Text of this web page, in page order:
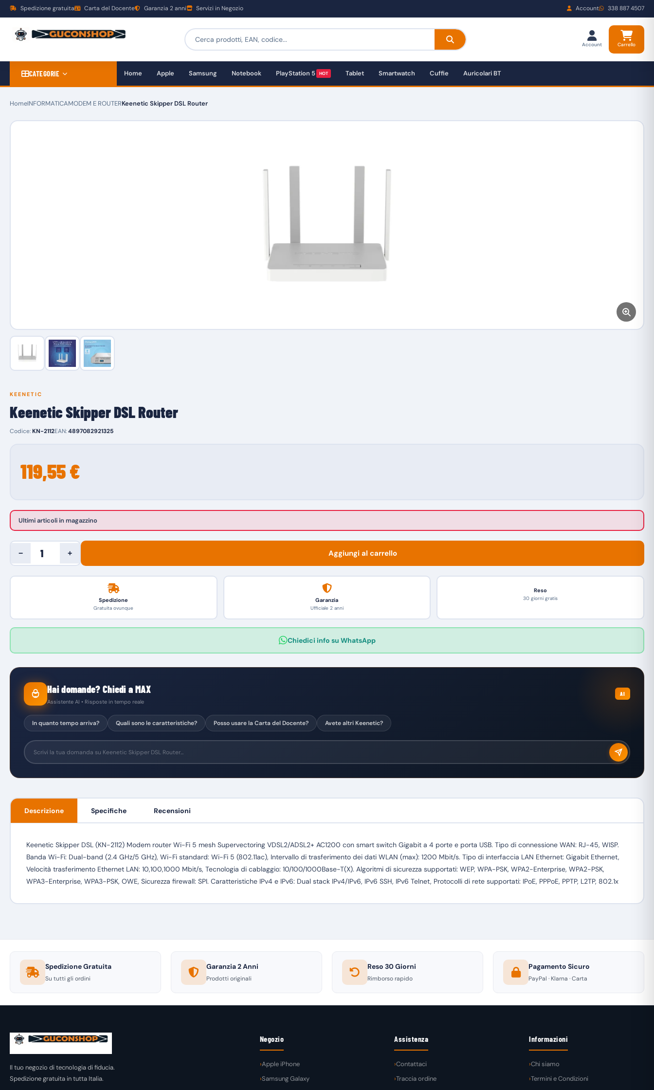
Spedizione gratuita Carta del Docente Garanzia 2 anni Servizi in Negozio Account 338 887 4507
Account Carrello
CATEGORIE Home Apple Samsung Notebook PlayStation 5 HOT Tablet Smartwatch Cuffie Auricolari BT
HomeINFORMATICAMODEM E ROUTERKeenetic Skipper DSL Router
KEENETIC
Keenetic Skipper DSL Router
Codice:KN-2112EAN:4897082921325
119,55 €
Ultimi articoli in magazzino
− + Aggiungi al carrello
Spedizione
Gratuita ovunque
Garanzia
Ufficiale 2 anni
Reso
30 giorni gratis
Chiedici info su WhatsApp
Hai domande? Chiedi a MAX
Assistente AI • Risposte in tempo reale
AI
In quanto tempo arriva? Quali sono le caratteristiche? Posso usare la Carta del Docente? Avete altri Keenetic?
Descrizione Specifiche Recensioni
Keenetic Skipper DSL (KN-2112) Modem router Wi-Fi 5 mesh Supervectoring VDSL2/ADSL2+ AC1200 con smart switch Gigabit a 4 porte e porta USB. Tipo di connessione WAN: RJ-45, WISP.
Banda Wi-Fi: Dual-band (2.4 GHz/5 GHz), Wi-Fi standard: Wi-Fi 5 (802.11ac), Intervallo di trasferimento dei dati WLAN (max): 1200 Mbit/s. Tipo di interfaccia LAN Ethernet: Gigabit Ethernet,
Velocità trasferimento Ethernet LAN: 10,100,1000 Mbit/s, Tecnologia di cablaggio: 10/100/1000Base-T(X). Algoritmi di sicurezza supportati: WEP, WPA-PSK, WPA2-Enterprise, WPA2-PSK,
WPA3-Enterprise, WPA3-PSK, OWE, Sicurezza firewall: SPI. Caratteristiche IPv4 e IPv6: Dual stack IPv4/IPv6, IPv6 SSH, IPv6 Telnet, Protocolli di rete supportati: IPoE, PPPoE, PPTP, L2TP, 802.1x
Spedizione Gratuita
Su tutti gli ordini
Garanzia 2 Anni
Prodotti originali
Reso 30 Giorni
Rimborso rapido
Pagamento Sicuro
PayPal · Klarna · Carta
Il tuo negozio di tecnologia di fiducia.
Spedizione gratuita in tutta Italia.
Negozio
Apple iPhone
Samsung Galaxy
Assistenza
Contattaci
Traccia ordine
Informazioni
Chi siamo
Termini e Condizioni